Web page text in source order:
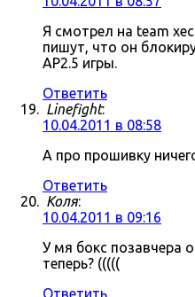
Я смотрел на team
пишут, что он
AP2.5 игры.
Ответить
Linefight:
10.04.2011 в 08:58
А про прошивку
Ответить
Коля:
10.04.2011 в 09:16
У мя бокс позавчера
теперь? (((((
Ответить